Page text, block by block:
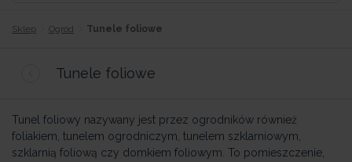
Sklep Ogród Tunele foliowe
Tunele foliowe
Tunel foliowy nazywany jest przez ogrodników również
foliakiem, tunelem ogrodniczym, tunelem szklarniowym,
szklarnią foliową czy domkiem foliowym. To pomieszczenie,